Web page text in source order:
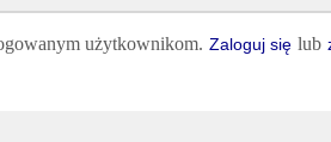
użytkownikom. Zaloguj się lub